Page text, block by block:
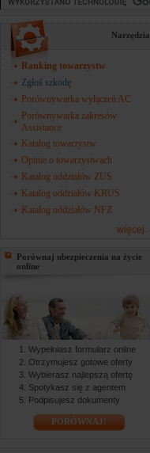
Narzędzia
Ranking towarzystw
Zgłoś szkodę
Porównywarka wyłączeń AC
Porównywarka zakresów
Assistance
Katalog towarzystw
Opinie o towarzystwach
Katalog oddziałów ZUS
Katalog oddziałów KRUS
Katalog oddziałów NFZ
więcej
Porównaj ubezpieczenia na życie
online
Wypełniasz formularz online
Otrzymujesz gotowe oferty
Wybierasz najlepszą ofertę
Spotykasz się z agentem
Podpisujesz dokumenty
PORÓWNAJ!